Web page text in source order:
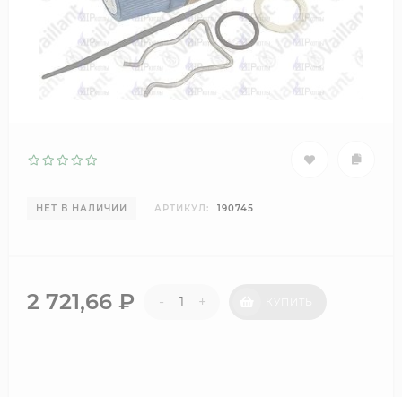
НЕТ В НАЛИЧИИ АРТИКУЛ: 190745
2 721,66 ₽ - +